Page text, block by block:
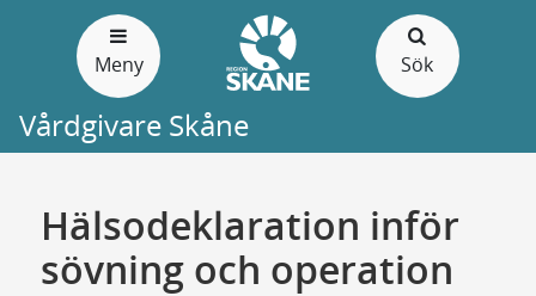
Meny Sök
Vårdgivare Skåne
Hälsodeklaration inför
sövning och operation